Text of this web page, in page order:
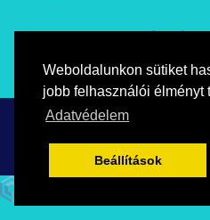
Weboldalunkon sütiket
jobb felhasználói élményt
Adatvédelem
Beállítások
Copyright ©